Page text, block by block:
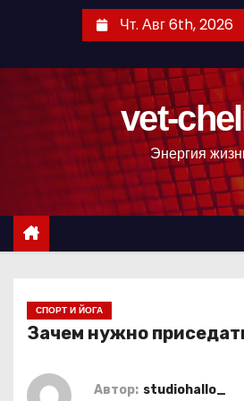
с
Чт. Авг 6th, 2026
vet-
Энергия
СПОРТ И ЙОГА
Зачем нужно
Автор: studiohallo_